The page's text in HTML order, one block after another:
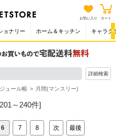
お気に入り カート
ョナリー ホーム＆キッチン キャラク
詳細検索
ュール帳 月間(マンスリー)
～240件]
6 7 8 次 最後